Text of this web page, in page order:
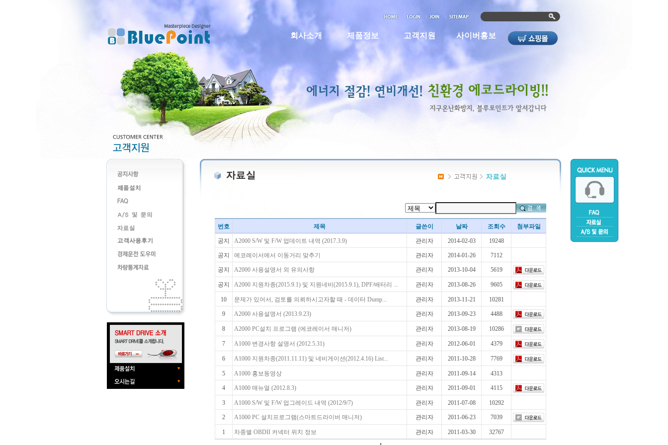
회사소개 제품정보 고객지원 사이버홍보
번호 제목 글쓴이 날짜 조회수 첨부파일
공지 A2000 S/W 및 F/W 업데이트 내역 (2017.3.9) 관리자 2014-02-03 19248
공지 에코레이서에서 이동거리 맞추기 관리자 2014-01-26 7112
공지 A2000 사용설명서 외 유의사항 관리자 2013-10-04 5619
공지 A2000 지원차종(2015.9.1) 및 지원네비(2015.9.1), DPF/배터리 ... 관리자 2013-08-26 9605
10 문제가 있어서, 검토를 의뢰하시고자할 때 - 데이터 Dump... 관리자 2013-11-21 10281
9 A2000 사용설명서 (2013.9.23) 관리자 2013-09-23 4488
8 A2000 PC설치 프로그램 (에코레이서 매니저) 관리자 2013-08-19 10286
7 A1000 변경사항 설명서 (2012.5.31) 관리자 2012-06-01 4379
6 A1000 지원차종(2011.11.11) 및 네비게이션(2012.4.16) List... 관리자 2011-10-28 7769
5 A1000 홍보동영상 관리자 2011-09-14 4313
4 A1000 매뉴얼 (2012.8.3) 관리자 2011-09-01 4115
3 A1000 S/W 및 F/W 업그레이드 내역 (2012/9/7) 관리자 2011-07-08 10292
2 A1000 PC 설치프로그램(스마트드라이버 매니저) 관리자 2011-06-23 7039
1 차종별 OBDII 커넥터 위치 정보 관리자 2011-03-30
32767